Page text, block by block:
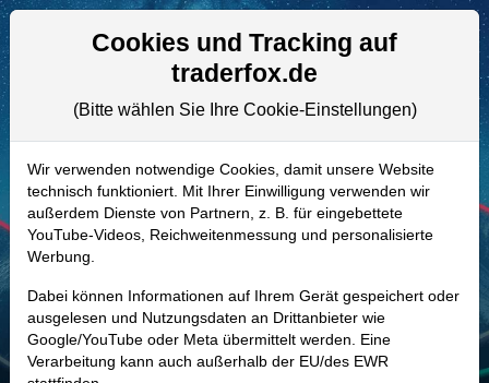
Aktien- und Artikelsuche
A2DQHZ | FND–Floor & Decor
Holdings Aktie
Realtime-Aktienkurs:
- - -
-
Marktkapitalisierung 6,68 Mrd. USD
Cookies und Tracking auf
traderfox.de
(Bitte wählen Sie Ihre Cookie-Einstellungen)
Wir verwenden notwendige Cookies, damit unsere Website
technisch funktioniert. Mit Ihrer Einwilligung verwenden wir
außerdem Dienste von Partnern, z. B. für eingebettete
YouTube-Videos, Reichweitenmessung und personalisierte
Werbung.
Dabei können Informationen auf Ihrem Gerät gespeichert oder
ausgelesen und Nutzungsdaten an Drittanbieter wie
Google/YouTube oder Meta übermittelt werden. Eine
Verarbeitung kann auch außerhalb der EU/des EWR